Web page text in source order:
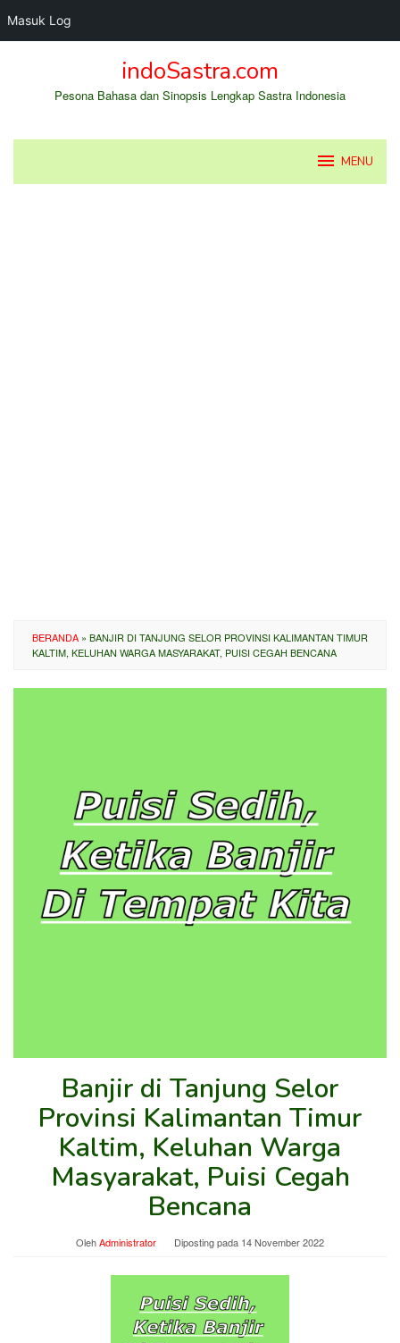
Masuk Log
indoSastra.com
Pesona Bahasa dan Sinopsis Lengkap Sastra Indonesia
MENU
BERANDA » BANJIR DI TANJUNG SELOR PROVINSI KALIMANTAN TIMUR
KALTIM, KELUHAN WARGA MASYARAKAT, PUISI CEGAH BENCANA
Banjir di Tanjung Selor
Provinsi Kalimantan Timur
Kaltim, Keluhan Warga
Masyarakat, Puisi Cegah
Bencana
OlehAdministrator Diposting pada 14 November 2022